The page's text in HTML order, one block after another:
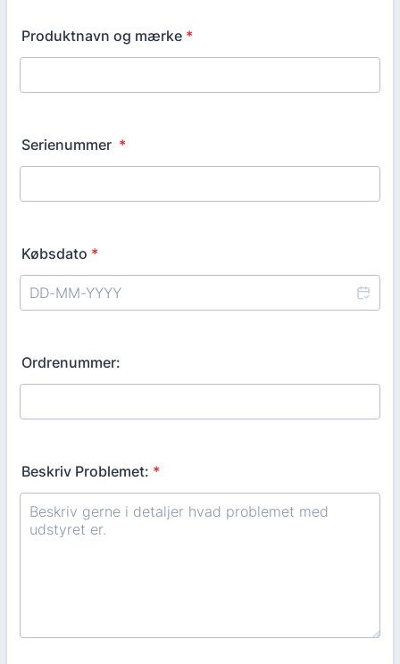
Produktnavn og mærke *
Serienummer *
Købsdato *
Ordrenummer:
Beskriv Problemet: *